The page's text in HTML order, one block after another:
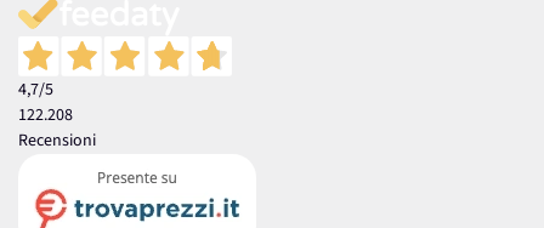
4,7/5
122.208
Recensioni